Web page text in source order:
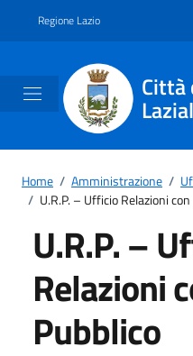
Regione Lazio
Città
Home / Amministrazione /
/ U.R.P. – Ufficio Relazioni
U.R.P. –
Relazioni
Pubblico